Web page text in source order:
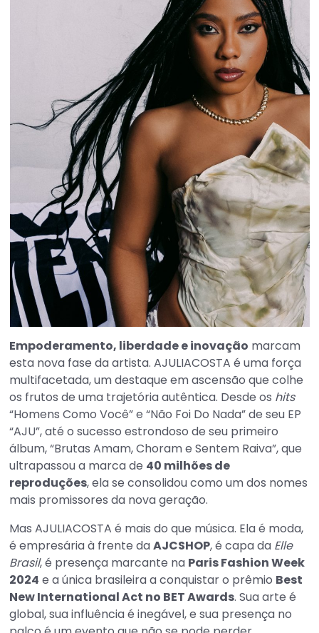
Empoderamento, liberdade e inovação marcam
esta nova fase da artista. AJULIACOSTA é uma força
multifacetada, um destaque em ascensão que colhe
os frutos de uma trajetória autêntica. Desde os hits
“Homens Como Você” e “Não Foi Do Nada” de seu EP
“AJU”, até o sucesso estrondoso de seu primeiro
álbum, “Brutas Amam, Choram e Sentem Raiva”, que
ultrapassou a marca de 40 milhões de
reproduções, ela se consolidou como um dos nomes
mais promissores da nova geração.
Mas AJULIACOSTA é mais do que música. Ela é moda,
é empresária à frente daAJCSHOP, é capa da Elle
Brasil, é presença marcante na Paris Fashion Week
2024 e a única brasileira a conquistar o prêmio Best
New International Act no BET Awards. Sua arte é
global, sua influência é inegável, e sua presença no